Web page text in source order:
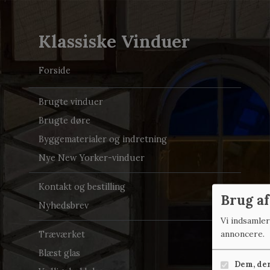
Klassiske Vinduer
Forside
Brugte vinduer
Brugte døre
Byggematerialer og indretning
Nye New Yorker-vinduer
Kontakt og bestilling
Nyhedsbrev
Træværket
Blæst glas
Brug
Vi
annoncere.
Dem,